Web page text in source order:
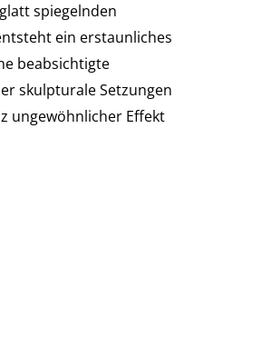
spiegelnden
ein erstaunliches
beabsichtigte
skulpturale Setzungen
ungewöhnlicher Effekt